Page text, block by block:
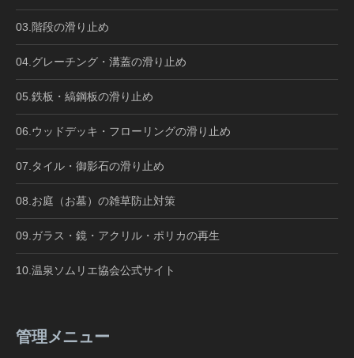
03.階段の滑り止め
04.グレーチング・溝蓋の滑り止め
05.鉄板・縞鋼板の滑り止め
06.ウッドデッキ・フローリングの滑り止め
07.タイル・御影石の滑り止め
08.お庭（お墓）の雑草防止対策
09.ガラス・鏡・アクリル・ポリカの再生
10.温泉ソムリエ協会公式サイト
管理メニュー